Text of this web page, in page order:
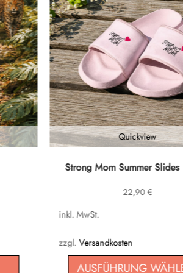
Quickview
Strong Mom Summer Slides
22,90€
inkl. MwSt.
zzgl.Versandkosten
AUSFÜHRUNG
Dieses
mehrere
auf.
Die